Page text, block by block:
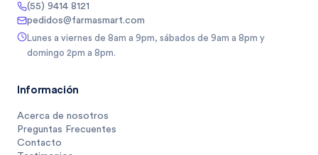
(55) 9414 8121
pedidos@farmasmart.com
Lunes a viernes de 8am a 9pm, sábados de 9am a 8pm y
domingo 2pm a 8pm.
Información
Acerca de nosotros
Preguntas Frecuentes
Contacto